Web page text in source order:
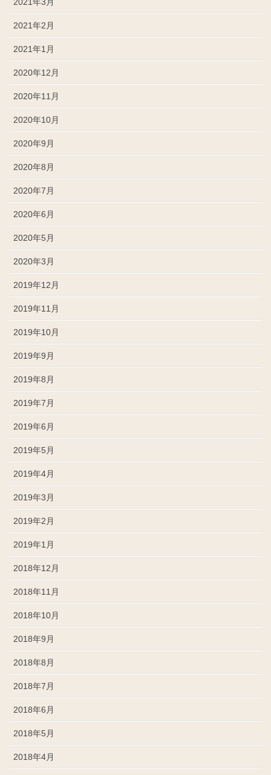
2021年3月
2021年2月
2021年1月
2020年12月
2020年11月
2020年10月
2020年9月
2020年8月
2020年7月
2020年6月
2020年5月
2020年3月
2019年12月
2019年11月
2019年10月
2019年9月
2019年8月
2019年7月
2019年6月
2019年5月
2019年4月
2019年3月
2019年2月
2019年1月
2018年12月
2018年11月
2018年10月
2018年9月
2018年8月
2018年7月
2018年6月
2018年5月
2018年4月